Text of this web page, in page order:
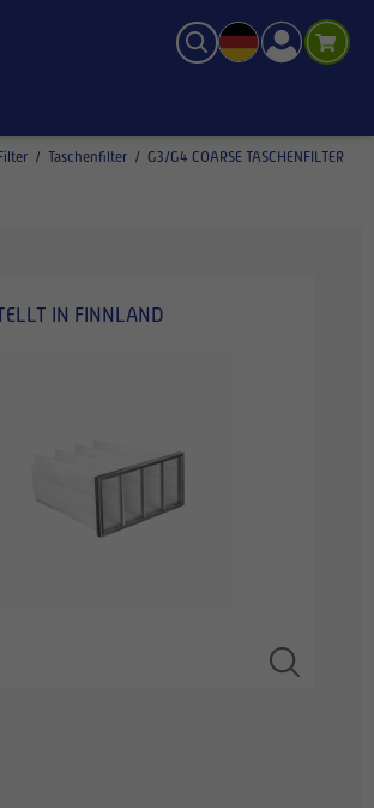
Filter / Taschenfilter / G3/G4 COARSE TASCHENFILTER
IN FINNLAND